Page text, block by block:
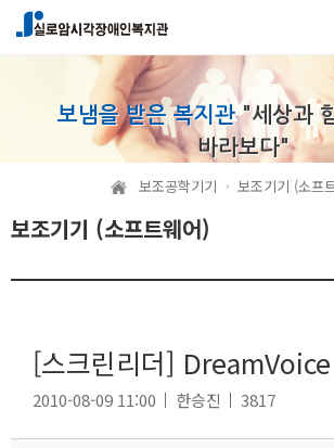
본문 바로가기
메인메뉴 바로가기
보냄을 받은 복지관"세상과
바라보다"
보조공학기기 보조기기 (소프
보조기기 (소프트웨어)
[스크린리더]
2010-08-09 11:00 한승진 3817